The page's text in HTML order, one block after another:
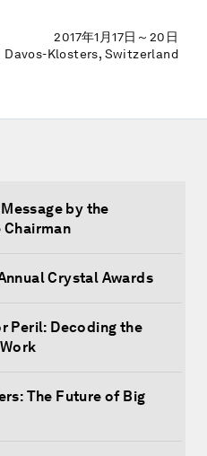
2017年1月17日～20日
Davos-Klosters, Switzerland
by the
Chairman
Crystal Awards
Peril: Decoding the
The Future of Big